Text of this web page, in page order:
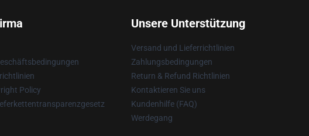
Policy
Unsere Unterstützung
Versand und Lieferrichtlinien
Zahlungsbedingungen
Return & Refund Richtlinien
Kontaktieren Sie uns
Kundenhilfe (FAQ)
Werdegang